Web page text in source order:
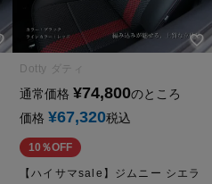
Dotty ダティ
通常価格 ¥74,800のところ
価格 ¥67,320税込
10％OFF
【ハイサマsale】ジムニー シエラ